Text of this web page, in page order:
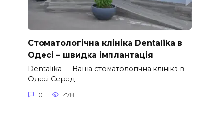
Стоматологічна клініка Dentalika в
Одесі – швидка імплантація
Dentalika — Ваша стоматологічна клініка в
Одесі Серед
0 478